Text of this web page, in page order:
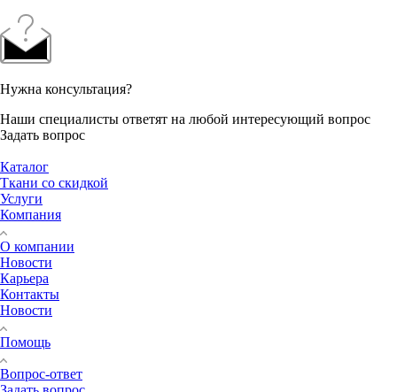
Нужна консультация?
Наши специалисты ответят на любой интересующий вопрос
Задать вопрос
Каталог
Ткани со скидкой
Услуги
Компания
О компании
Новости
Карьера
Контакты
Новости
Помощь
Вопрос-ответ